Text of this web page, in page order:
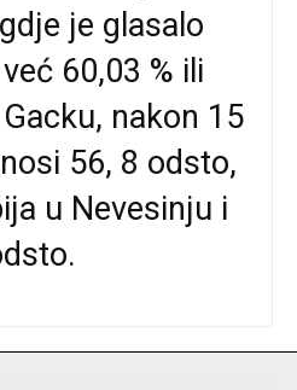
je glasalo
60,03 % ili
nakon 15
56, 8 odsto,
u Nevesinju i